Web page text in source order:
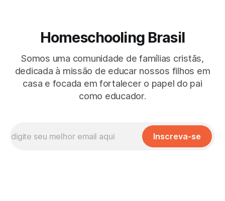
Homeschooling Brasil
Somos uma comunidade de famílias cristãs,
dedicada à missão de educar nossos filhos em
casa e focada em fortalecer o papel do pai
como educador.
Inscreva-se